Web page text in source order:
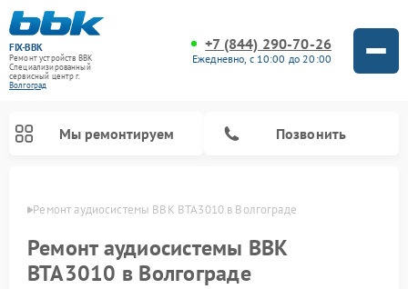
FIX-BBK
Ремонт устройств BBK
Специализированный
cервисный центр г.
Волгоград
+7 (844) 290-70-26
Ежедневно, с 10:00 до 20:00
Мы ремонтируем Позвонить
Ремонт аудиосистемы BBK BTA3010 в Волгограде
Ремонт аудиосистемы BBK
BTA3010 в Волгограде